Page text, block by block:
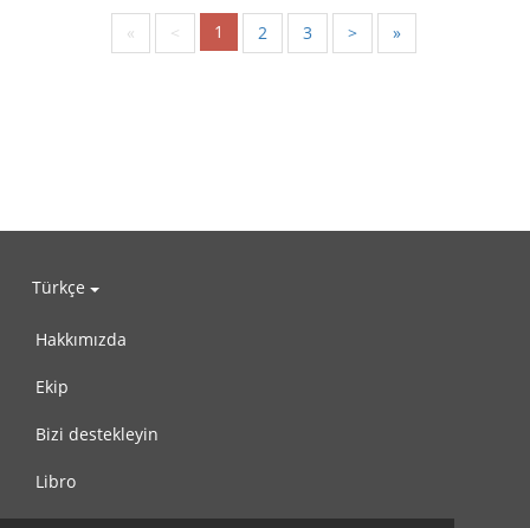
« < 1 2 3 > »
Türkçe
Hakkımızda
Ekip
Bizi destekleyin
Libro